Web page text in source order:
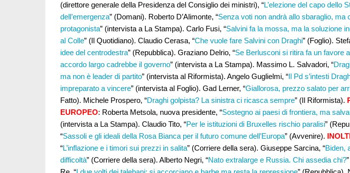
(direttore generale della Presidenza del Consiglio dei ministri), “L’elezione del capo dello
dell’emergenza” (Domani). Roberto D’Alimonte, “Senza voti non andrà allo sbaraglio, ma
protagonista” (intervista a La Stampa). Carlo Fusi, “Salvini fa la mossa, ma la soluzione
al Colle” (Il Quotidiano). Claudio Cerasa, “Che vuole fare Salvini con Draghi” (Foglio).
idee del centrodestra” (Repubblica). Graziano Delrio, “Se Berlusconi si ritira fa un favore
accordo largo cadrebbe il governo” (intervista a La Stampa). Massimo L. Salvadori, “
ma non è leader di partito” (intervista al Riformista). Angelo Guglielmi, “Il Pd s’intesti
impreparato a vincere” (intervista al Foglio). Gad Lerner, “Giallorosa, prezzo salato per
Fatto). Michele Prospero, “Draghi golpista? La sinistra ci ricasca sempre” (Il Riformista).
EUROPEO: Roberta Metsola, nuova presidente, “Sostegno ai paesi di frontiera, ma
(intervista a La Stampa). Claudio Tito, “Per le istituzioni di Bruxelles rischio paralisi”
“Sassoli e gli ideali della Rosa Bianca per il futuro comune dell’Europa” (Avvenire).
“L’inflazione e i timori sui prezzi in salita” (Corriere della sera). Giuseppe Sarcina, “Biden,
difficoltà” (Corriere della sera). Alberto Negri, “Nato extralarge e Russia. Chi assedia chi?